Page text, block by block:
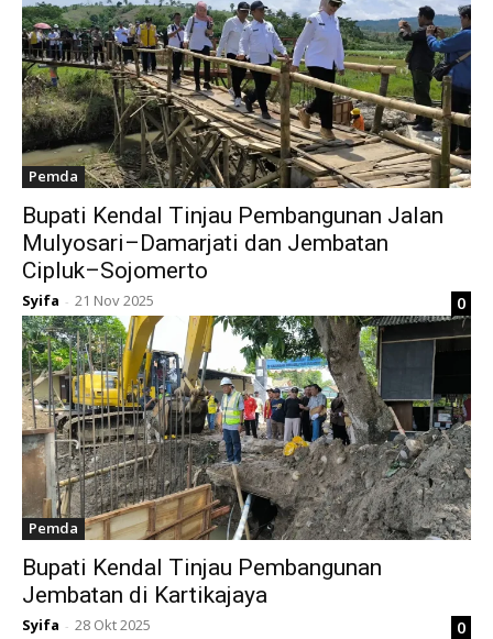
Pemda
Bupati Kendal Tinjau Pembangunan Jalan
Mulyosari–Damarjati dan Jembatan
Cipluk–Sojomerto
Syifa - 21 Nov 2025 0
Pemda
Bupati Kendal Tinjau Pembangunan
Jembatan di Kartikajaya
Syifa - 28 Okt 2025 0